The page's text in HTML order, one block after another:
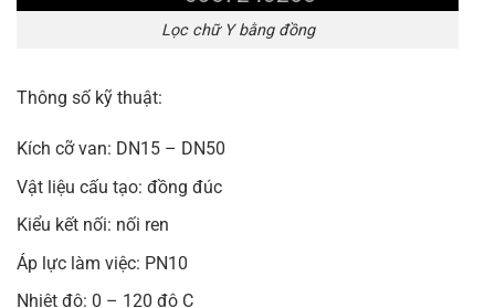
Lọc chữ Y bằng đồng
Thông số kỹ thuật:
Kích cỡ van: DN15 – DN50
Vật liệu cấu tạo: đồng đúc
Kiểu kết nối: nối ren
Áp lực làm việc: PN10
Nhiệt độ: 0 – 120 độ C